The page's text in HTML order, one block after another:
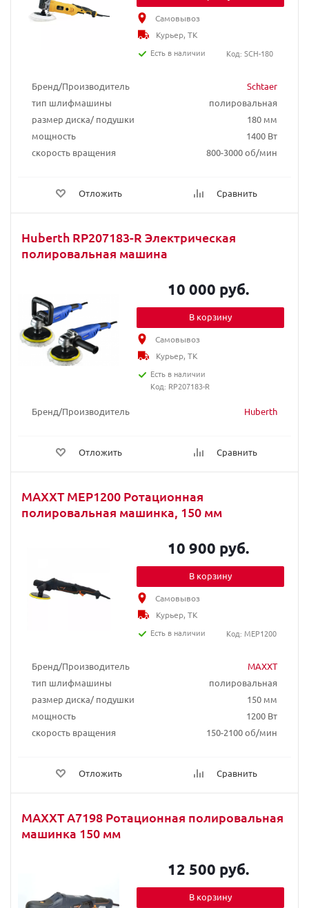
Бренд/Производитель
Schtaer
тип шлифмашины
полировальная
размер диска/ подушки
180 мм
мощность
1400 Вт
скорость вращения
800-3000 об/мин
Отложить Сравнить
Самовывоз
Курьер, ТК
Есть в наличии
Код: SCH-180
Huberth RP207183-R Электрическая
полировальная машина
Бренд/Производитель Huberth
Отложить Сравнить
10 000 руб.
В корзину
Самовывоз
Курьер, ТК
Есть в наличии
Код: RP207183-R
MAXXT MEP1200 Ротационная
полировальная машинка, 150 мм
Бренд/Производитель
MAXXT
тип шлифмашины
полировальная
размер диска/ подушки
150 мм
мощность
1200 Вт
скорость вращения
150-2100 об/мин
Отложить Сравнить
10 900 руб.
В корзину
Самовывоз
Курьер, ТК
Есть в наличии
Код: MEP1200
MAXXT A7198 Ротационная полировальная
машинка 150 мм
12 500 руб.
В корзину